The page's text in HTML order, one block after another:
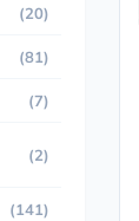
(20)
(81)
(7)
(2)
(141)